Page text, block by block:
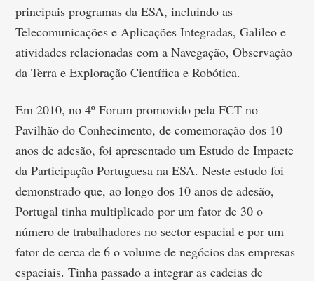
principais programas da ESA, incluindo as
Telecomunicações e Aplicações Integradas, Galileo e
atividades relacionadas com a Navegação, Observação
da Terra e Exploração Científica e Robótica.
Em 2010, no 4º Forum promovido pela FCT no
Pavilhão do Conhecimento, de comemoração dos 10
anos de adesão, foi apresentado um Estudo de Impacte
da Participação Portuguesa na ESA. Neste estudo foi
demonstrado que, ao longo dos 10 anos de adesão,
Portugal tinha multiplicado por um fator de 30 o
número de trabalhadores no sector espacial e por um
fator de cerca de 6 o volume de negócios das empresas
espaciais. Tinha passado a integrar as cadeias de